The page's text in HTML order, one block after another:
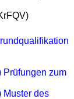
Prüfungen zum
Muster des